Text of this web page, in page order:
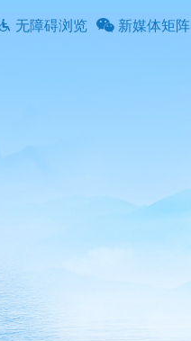
无障碍浏览 新媒体矩阵